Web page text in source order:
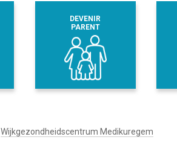
DEVENIR
PARENT
Wijkgezondheidscentrum Medikuregem